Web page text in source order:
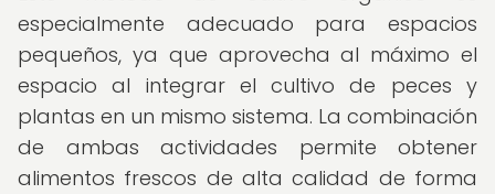
especialmente adecuado para espacios
pequeños, ya que aprovecha al máximo el
espacio al integrar el cultivo de peces y
plantas en un mismo sistema. La combinación
de ambas actividades permite obtener
alimentos frescos de alta calidad de forma